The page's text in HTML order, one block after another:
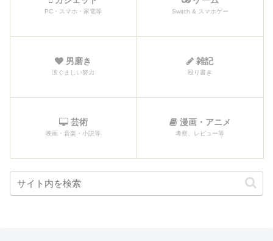
PC・スマホ・家電等 Switch & スマホゲー
男磨き
涙ぐましい努力
雑記
殴り書き
芸術
映画・音楽・小説等
漫画・アニメ
考察、レビュー等